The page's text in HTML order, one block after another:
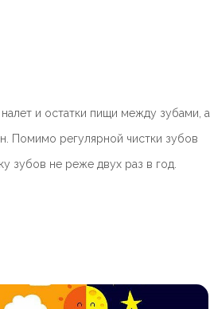
и остатки пищи между зубами, а
Помимо регулярной чистки зубов
зубов не реже двух раз в год.